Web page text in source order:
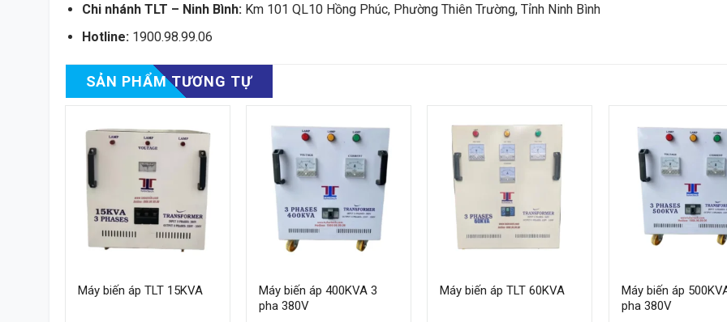
Chi nhánh TLT – Ninh Bình: Km 101 QL10 Hồng Phúc, Phường Thiên Trường, Tỉnh Ninh Bình
Hotline: 1900.98.99.06
SẢN PHẨM TƯƠNG TỰ
Máy biến áp TLT 15KVA
Máy biến áp 400KVA 3
pha 380V
Máy biến áp TLT 60KVA
Máy biến áp
pha 380V